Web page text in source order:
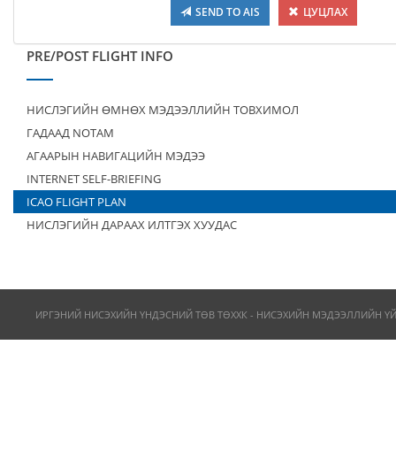
SEND TO AIS ЦУЦЛАХ
PRE/POST FLIGHT INFO
НИСЛЭГИЙН ӨМНӨХ МЭДЭЭЛЛИЙН ТОВХИМОЛ
ГАДААД NOTAM
АГААРЫН НАВИГАЦИЙН МЭДЭЭ
INTERNET SELF-BRIEFING
ICAO FLIGHT PLAN
НИСЛЭГИЙН ДАРААХ ИЛТГЭХ ХУУДАС
ИРГЭНИЙ НИСЭХИЙН ҮНДЭСНИЙ ТӨВ ТӨХХК - НИСЭХИЙН МЭДЭЭЛЛИЙН